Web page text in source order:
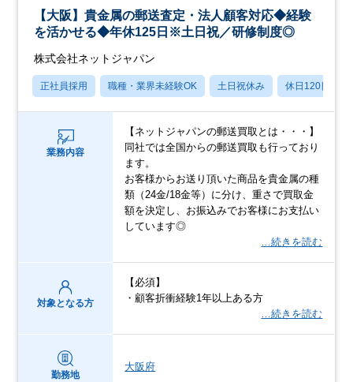
【大阪】貴金属の郵送査定・法人顧客対応◆経験
を活かせる◆年休125日※土日祝／研修制度◎
株式会社ネットジャパン
正社員採用 職種・業界未経験OK 土日祝休み 休日120日以上
業務内容
【ネットジャパンの郵送買取とは・・・】
同社では全国からの郵送買取も行っており
ます。
お客様からお送り頂いた商品を貴金属の種
類（24金/18金等）に分け、重さで買取金
額を決定し、お振込みでお客様にお支払い
しています◎
…続きを読む
対象となる方
【必須】
・顧客折衝経験1年以上ある方
…続きを読む
勤務地
大阪府